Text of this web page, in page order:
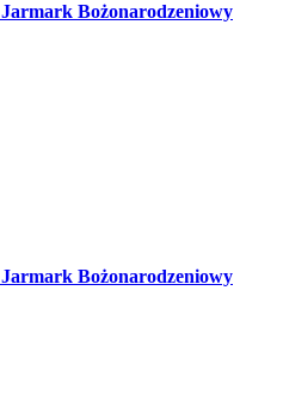
Jarmark Bożonarodzeniowy
Jarmark Bożonarodzeniowy